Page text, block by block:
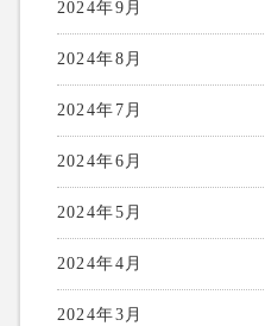
2024年9月
2024年8月
2024年7月
2024年6月
2024年5月
2024年4月
2024年3月